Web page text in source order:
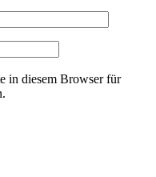
in diesem Browser für